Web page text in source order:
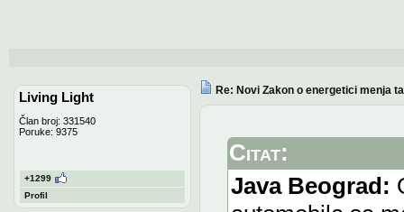
Living Light
Član broj: 331540
Poruke: 9375
+1299
Profil
Re: Novi Zakon o energetici menja
Citat:
Java Beograd: